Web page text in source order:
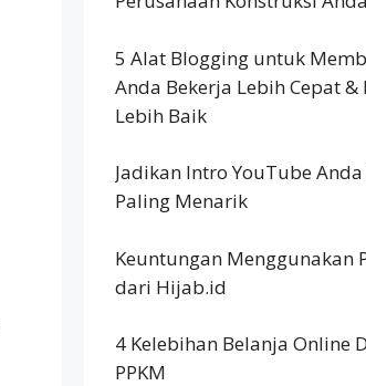
5 Alat Blogging untuk
Anda Bekerja Lebih Cepat &
Lebih Baik
Jadikan Intro YouTube
Paling Menarik
Keuntungan Menggunakan
dari Hijab.id
4 Kelebihan Belanja Online
PPKM